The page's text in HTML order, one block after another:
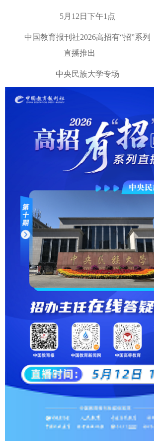
5月 12 日下午1 点
中国教育报刊社2026高招有“招”系列
直播推出
中央民族大学专场